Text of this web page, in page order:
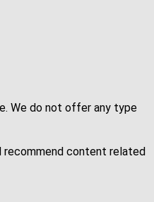
We do not offer any type
recommend content related